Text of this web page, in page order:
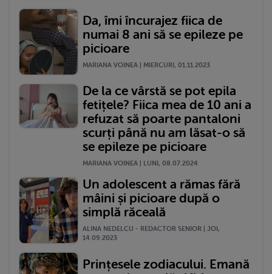
Da, îmi încurajez fiica de
numai 8 ani să se epileze pe
picioare
MARIANA VOINEA | MIERCURI, 01.11.2023
De la ce vârstă se pot epila
fetițele? Fiica mea de 10 ani a
refuzat să poarte pantaloni
scurți până nu am lăsat-o să
se epileze pe picioare
MARIANA VOINEA | LUNI, 08.07.2024
Un adolescent a rămas fără
mâini și picioare după o
simplă răceală
ALINA NEDELCU - REDACTOR SENIOR | JOI,
14.09.2023
Prințesele zodiacului. Emană